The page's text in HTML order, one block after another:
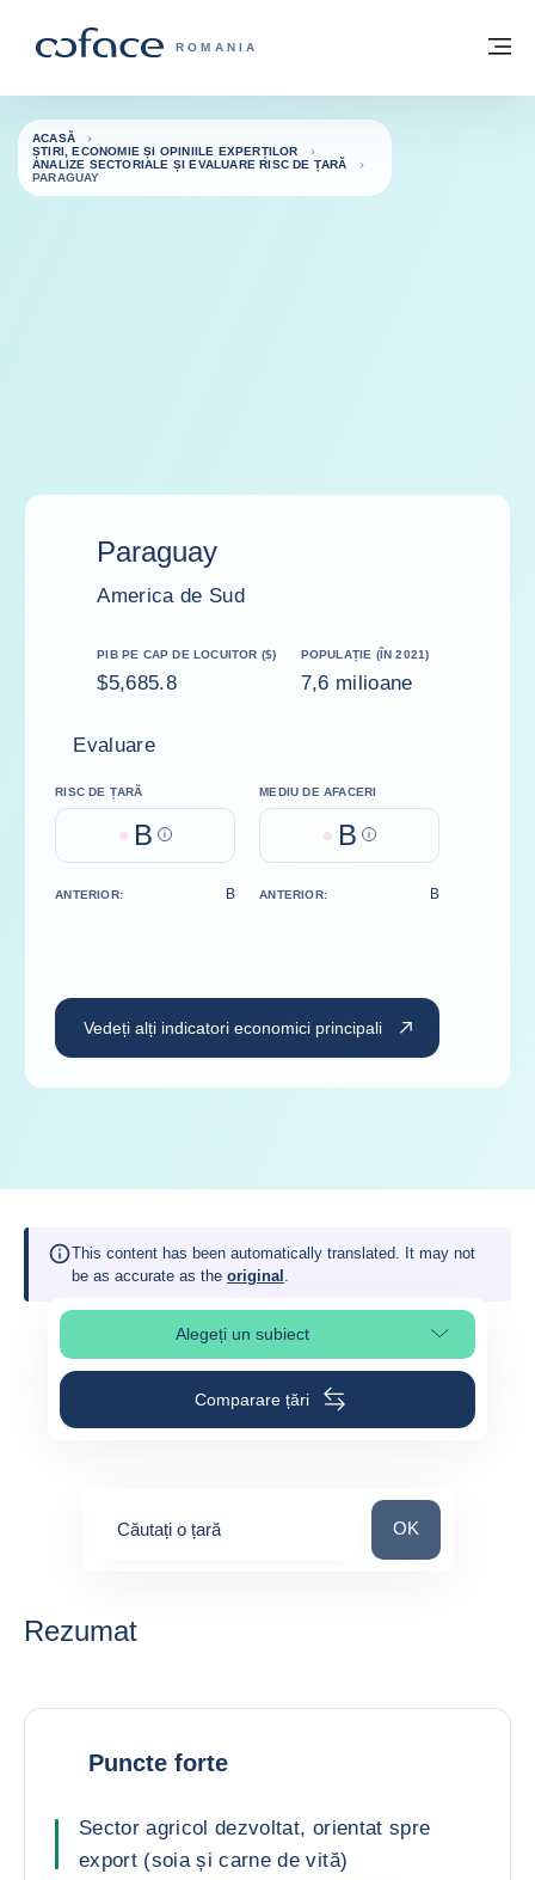
COFACE FOR TRADE - WEBSITE GRUP
ROMANIA
Înapoi la pagina de start
ACASĂ
ȘTIRI, ECONOMIE ȘI OPINIILE EXPERȚILOR
ANALIZE SECTORIALE ȘI EVALUARE RISC DE ȚARĂ
PARAGUAY
Paraguay
America de Sud
PIB PE CAP DE LOCUITOR ($)
$5,685.8
POPULAȚIE (ÎN 2021)
7,6 milioane
Evaluare
RISC DE ȚARĂ
B Help
MEDIU DE AFACERI
B Help
ANTERIOR: B ANTERIOR: B
Vedeți alți indicatori economici principali
This content has been automatically translated. It may not
be as accurate as the original .
Alegeți un subiectSelect page section
Comparare țări
Căutați o țară Căutați o țară
OK
Rezumat
Puncte forte
Sector agricol dezvoltat, orientat spre
export (soia și carne de vită)